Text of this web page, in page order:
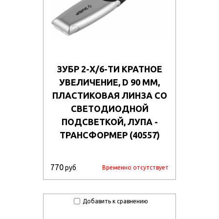
ЗУБР 2-Х/6-ТИ КРАТНОЕ
УВЕЛИЧЕНИЕ, D 90 ММ,
ПЛАСТИКОВАЯ ЛИНЗА СО
СВЕТОДИОДНОЙ
ПОДСВЕТКОЙ, ЛУПА -
ТРАНСФОРМЕР (40557)
770руб Временно отсутствует
Добавить к сравнению